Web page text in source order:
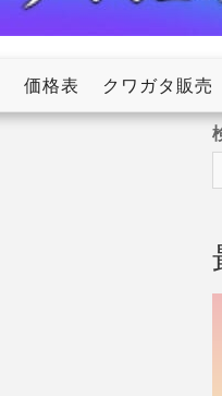
価格表 クワガタ販売